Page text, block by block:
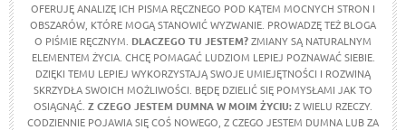
OFERUJĘ ANALIZĘ ICH PISMA RĘCZNEGO POD KĄTEM MOCNYCH STRON I
OBSZARÓW, KTÓRE MOGĄ STANOWIĆ WYZWANIE. PROWADZĘ TEŻ BLOGA
O PIŚMIE RĘCZNYM. DLACZEGO TU JESTEM?ZMIANY SĄ NATURALNYM
ELEMENTEM ŻYCIA. CHCĘ POMAGAĆ LUDZIOM LEPIEJ POZNAWAĆ SIEBIE.
DZIĘKI TEMU LEPIEJ WYKORZYSTAJĄ SWOJE UMIEJĘTNOŚCI I ROZWINĄ
SKRZYDŁA SWOICH MOŻLIWOŚCI. BĘDĘ DZIELIĆ SIĘ POMYSŁAMI JAK TO
OSIĄGNĄĆ. Z CZEGO JESTEM DUMNA W MOIM ŻYCIU:Z WIELU RZECZY.
CODZIENNIE POJAWIA SIĘ COŚ NOWEGO, Z CZEGO JESTEM DUMNA LUB ZA